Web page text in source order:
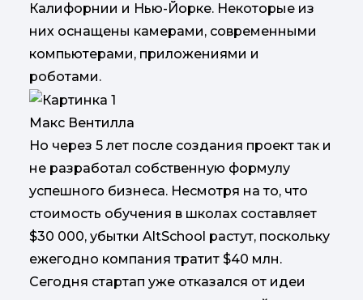
Калифорнии и Нью-Йорке. Некоторые из
них оснащены камерами, современными
компьютерами, приложениями и
роботами.
Макс Вентилла
Но через 5 лет после создания проект так и
не разработал собственную формулу
успешного бизнеса. Несмотря на то, что
стоимость обучения в школах составляет
$30 000, убытки AltSchool растут, поскольку
ежегодно компания тратит $40 млн.
Сегодня стартап уже отказался от идеи